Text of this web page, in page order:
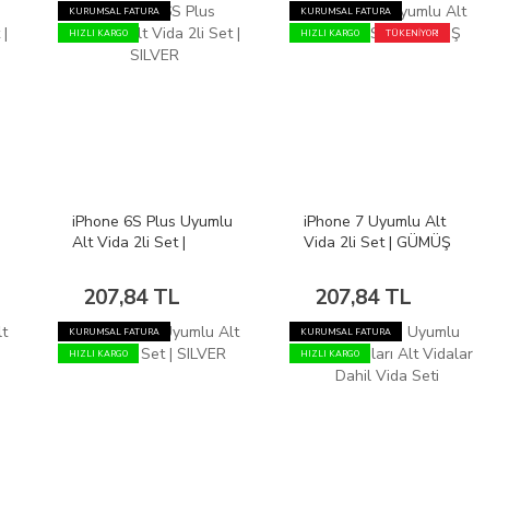
KURUMSAL FATURA
HIZLI KARGO
iPhone 6S Plus Uyumlu
Alt Vida 2li Set |
207,84 TL
KURUMSAL FATURA
HIZLI KARGO
TÜKENİYOR!
iPhone 7 Uyumlu Alt
Vida 2li Set | GÜMÜŞ
207,84 TL
KURUMSAL FATURA
HIZLI KARGO
KURUMSAL FATURA
HIZLI KARGO